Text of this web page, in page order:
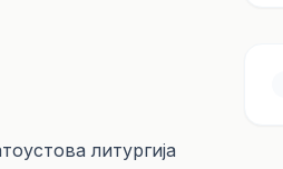
литургија